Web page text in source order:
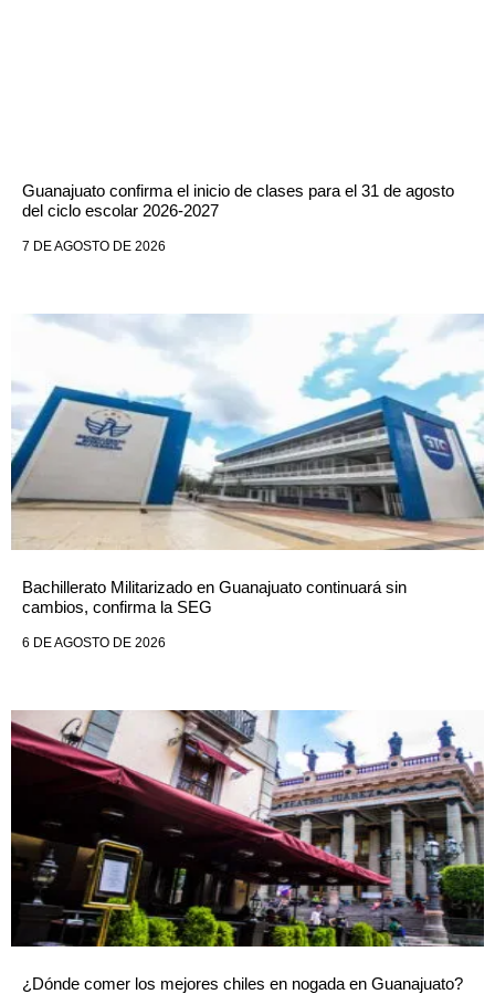
Guanajuato confirma el inicio de clases para el 31 de agosto
del ciclo escolar 2026-2027
7 DE AGOSTO DE 2026
Bachillerato Militarizado en Guanajuato continuará sin
cambios, confirma la SEG
6 DE AGOSTO DE 2026
¿Dónde comer los mejores chiles en nogada en Guanajuato?